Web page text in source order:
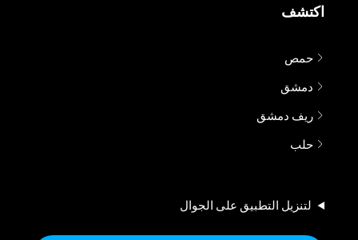
اكتشف
حمص
دمشق
ريف دمشق
حلب
لتنزيل التطبيق على الجوال